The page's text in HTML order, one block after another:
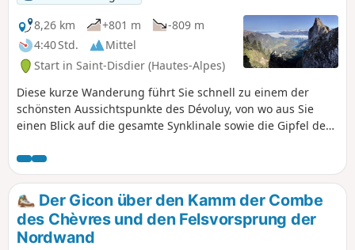
8,26 km
+801 m
-809 m
4:40 Std.
Mittel
Start in Saint-Disdier (Hautes-Alpes)
Diese kurze Wanderung führt Sie schnell zu einem der
schönsten Aussichtspunkte des Dévoluy, von wo aus Sie
einen Blick auf die gesamte Synklinale sowie die Gipfel des
genießen können. Der Blick auf den türkisfarbenen See Lac
du Sautet ist spektakulär und mit etwas Glück verleiht ein
Wolkenmeer der Landschaft einen romantischen Touch.
Auerhühner und Gämsen sind an den Hängen des Gicon
reichlich vorhanden und lassen sich sehen, wenn man sich
nur ein wenig zurückhält.
Der Gicon über den Kamm der Combe
des Chèvres und den Felsvorsprung der
Nordwand